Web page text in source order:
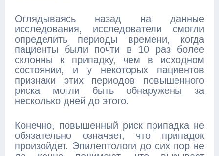
Оглядываясь назад на данные
исследования, исследователи смогли
определить периоды времени, когда
пациенты были почти в 10 раз более
склонны к припадку, чем в исходном
состоянии, и у некоторых пациентов
признаки этих периодов повышенного
риска могли быть обнаружены за
несколько дней до этого.
Конечно, повышенный риск припадка не
обязательно означает, что припадок
произойдет. Эпилептологи до сих пор не